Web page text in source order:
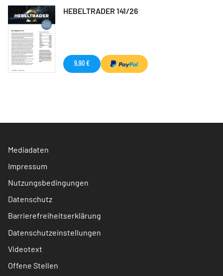
HEBELTRADER 141/26
9,90 €
Mediadaten
Impressum
Nutzungsbedingungen
Datenschutz
Barrierefreiheitserklärung
Datenschutzeinstellungen
Videotext
Offene Stellen